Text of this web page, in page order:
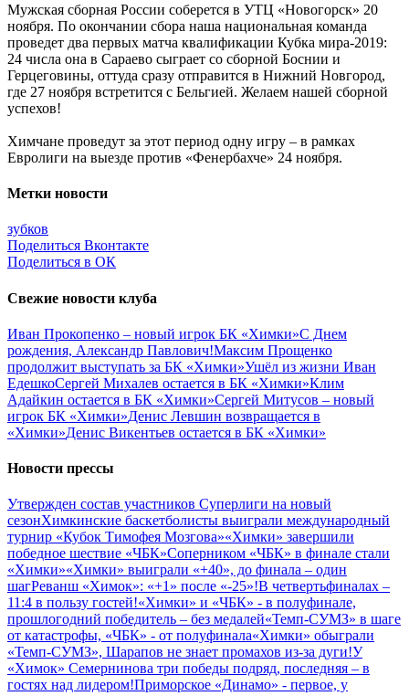
Мужская сборная России соберется в УТЦ «Новогорск» 20
ноября. По окончании сбора наша национальная команда
проведет два первых матча квалификации Кубка мира-2019:
24 числа она в Сараево сыграет со сборной Боснии и
Герцеговины, оттуда сразу отправится в Нижний Новгород,
где 27 ноября встретится с Бельгией. Желаем нашей сборной
успехов!
Химчане проведут за этот период одну игру – в рамках
Евролиги на выезде против «Фенербахче» 24 ноября.
Метки новости
зубков
Поделиться Вконтакте
Поделиться в ОК
Свежие новости клуба
Иван Прокопенко – новый игрок БК «Химки»С Днем
рождения, Александр Павлович!Максим Прощенко
продолжит выступать за БК «Химки»Ушёл из жизни Иван
ЕдешкоСергей Михалев остается в БК «Химки»Клим
Адайкин остается в БК «Химки»Сергей Митусов – новый
игрок БК «Химки»Денис Левшин возвращается в
«Химки»Денис Викентьев остается в БК «Химки»
Новости прессы
Утвержден состав участников Cуперлиги на новый
сезонХимкинские баскетболисты выиграли международный
турнир «Кубок Тимофея Мозгова»«Химки» завершили
победное шествие «ЧБК»Соперником «ЧБК» в финале стали
«Химки»«Химки» выиграли «+40», до финала – один
шагРеванш «Химок»: «+1» после «-25»!В четвертьфиналах –
11:4 в пользу гостей!«Химки» и «ЧБК» - в полуфинале,
прошлогодний победитель – без медалей«Темп-СУМЗ» в шаге
от катастрофы, «ЧБК» - от полуфинала«Химки» обыграли
«Темп-СУМЗ», Шарапов не знает промахов из-за дуги!У
«Химок» Семернинова три победы подряд, последняя – в
гостях над лидером!Приморское «Динамо» - первое, у